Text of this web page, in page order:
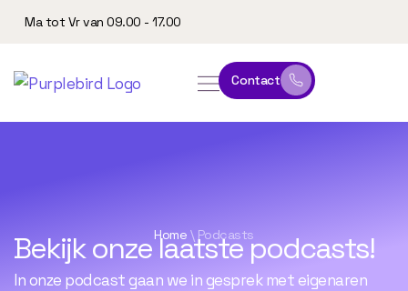
Ma tot Vr van 09.00 - 17.00
Contact
Home \ Podcasts
Bekijk onze laatste podcasts!
In onze podcast gaan we in gesprek met eigenaren